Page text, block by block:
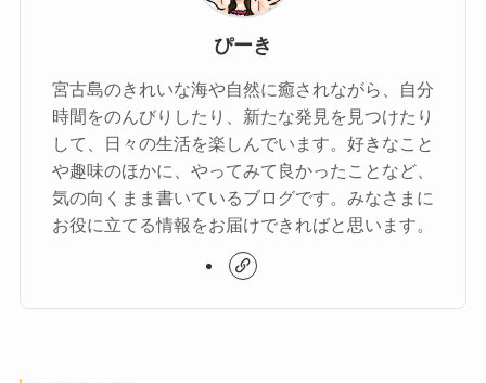
ぴーき
宮古島のきれいな海や自然に癒されながら、自分
時間をのんびりしたり、新たな発見を見つけたり
して、日々の生活を楽しんでいます。好きなこと
や趣味のほかに、やってみて良かったことなど、
気の向くまま書いているブログです。みなさまに
お役に立てる情報をお届けできればと思います。